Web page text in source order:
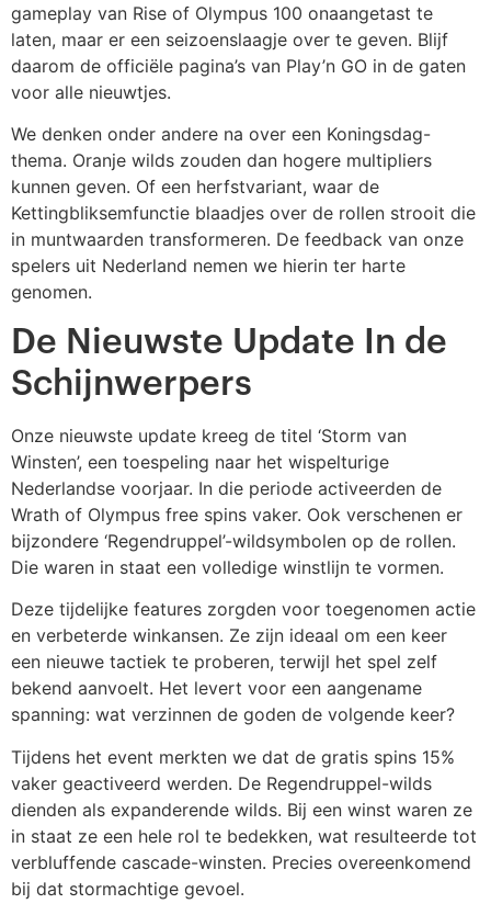
gameplay van Rise of Olympus 100 onaangetast te
laten, maar er een seizoenslaagje over te geven. Blijf
daarom de officiële pagina’s van Play’n GO in de gaten
voor alle nieuwtjes.
We denken onder andere na over een Koningsdag-
thema. Oranje wilds zouden dan hogere multipliers
kunnen geven. Of een herfstvariant, waar de
Kettingbliksemfunctie blaadjes over de rollen strooit die
in muntwaarden transformeren. De feedback van onze
spelers uit Nederland nemen we hierin ter harte
genomen.
De Nieuwste Update In de
Schijnwerpers
Onze nieuwste update kreeg de titel ‘Storm van
Winsten’, een toespeling naar het wispelturige
Nederlandse voorjaar. In die periode activeerden de
Wrath of Olympus free spins vaker. Ook verschenen er
bijzondere ‘Regendruppel’-wildsymbolen op de rollen.
Die waren in staat een volledige winstlijn te vormen.
Deze tijdelijke features zorgden voor toegenomen actie
en verbeterde winkansen. Ze zijn ideaal om een keer
een nieuwe tactiek te proberen, terwijl het spel zelf
bekend aanvoelt. Het levert voor een aangename
spanning: wat verzinnen de goden de volgende keer?
Tijdens het event merkten we dat de gratis spins 15%
vaker geactiveerd werden. De Regendruppel-wilds
dienden als expanderende wilds. Bij een winst waren ze
in staat ze een hele rol te bedekken, wat resulteerde tot
verbluffende cascade-winsten. Precies overeenkomend
bij dat stormachtige gevoel.